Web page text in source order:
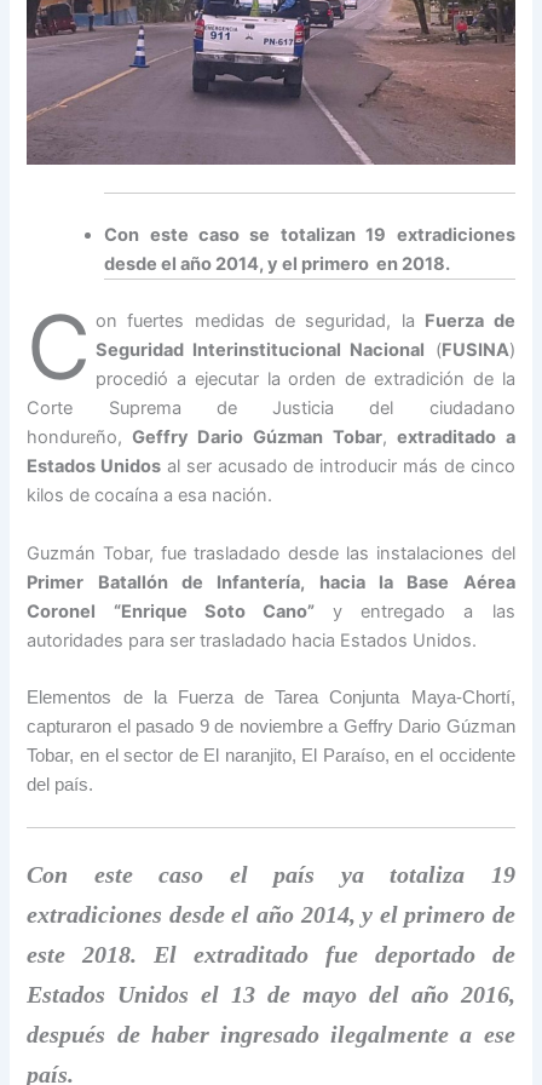
Con este caso se totalizan 19 extradiciones
desde el año 2014, y el primero en 2018.
C on fuertes medidas de seguridad, la Fuerza de
Seguridad Interinstitucional Nacional (FUSINA)
procedió a ejecutar la orden de extradición de la
Corte Suprema de Justicia del ciudadano
hondureño, Geffry Dario Gúzman Tobar,extraditado a
Estados Unidos al ser acusado de introducir más de cinco
kilos de cocaína a esa nación.
Guzmán Tobar, fue trasladado desde las instalaciones del
Primer Batallón de Infantería, hacia la Base Aérea
Coronel “Enrique Soto Cano”y entregado a las
autoridades para ser trasladado hacia Estados Unidos.
Elementos de la Fuerza de Tarea Conjunta Maya-Chortí,
capturaron el pasado 9 de noviembre a Geffry Dario Gúzman
Tobar, en el sector de El naranjito, El Paraíso, en el occidente
del país.
Con este caso el país ya totaliza 19
extradiciones desde el año 2014, y el primero de
este 2018. El extraditado fue deportado de
Estados Unidos el 13 de mayo del año 2016,
después de haber ingresado ilegalmente a ese
país.